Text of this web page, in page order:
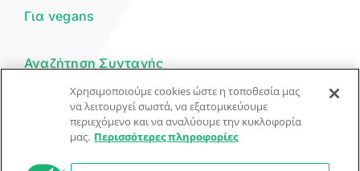
Για vegans
Αναζήτηση Συνταγής
Υποβολή Συνταγής
Φόρμα Επικοινωνίας
Χρησιμοποιούμε cookies ώστε η τοποθεσία μας
να λειτουργεί σωστά, να εξατομικεύουμε
περιεχόμενο και να αναλύουμε την κυκλοφορία
μας. Περισσότερες πληροφορίες